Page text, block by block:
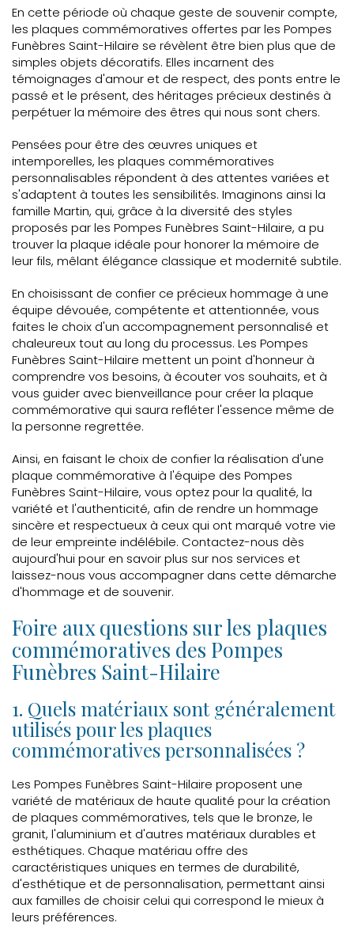
En cette période où chaque geste de souvenir compte,
les plaques commémoratives offertes par les Pompes
Funèbres Saint-Hilaire se révèlent être bien plus que de
simples objets décoratifs. Elles incarnent des
témoignages d'amour et de respect, des ponts entre le
passé et le présent, des héritages précieux destinés à
perpétuer la mémoire des êtres qui nous sont chers.
Pensées pour être des œuvres uniques et
intemporelles, les plaques commémoratives
personnalisables répondent à des attentes variées et
s'adaptent à toutes les sensibilités. Imaginons ainsi la
famille Martin, qui, grâce à la diversité des styles
proposés par les Pompes Funèbres Saint-Hilaire, a pu
trouver la plaque idéale pour honorer la mémoire de
leur fils, mêlant élégance classique et modernité subtile.
En choisissant de confier ce précieux hommage à une
équipe dévouée, compétente et attentionnée, vous
faites le choix d'un accompagnement personnalisé et
chaleureux tout au long du processus. Les Pompes
Funèbres Saint-Hilaire mettent un point d'honneur à
comprendre vos besoins, à écouter vos souhaits, et à
vous guider avec bienveillance pour créer la plaque
commémorative qui saura refléter l'essence même de
la personne regrettée.
Ainsi, en faisant le choix de confier la réalisation d'une
plaque commémorative à l'équipe des Pompes
Funèbres Saint-Hilaire, vous optez pour la qualité, la
variété et l'authenticité, afin de rendre un hommage
sincère et respectueux à ceux qui ont marqué votre vie
de leur empreinte indélébile. Contactez-nous dès
aujourd'hui pour en savoir plus sur nos services et
laissez-nous vous accompagner dans cette démarche
d'hommage et de souvenir.
Foire aux questions sur les plaques
commémoratives des Pompes
Funèbres Saint-Hilaire
1. Quels matériaux sont généralement
utilisés pour les plaques
commémoratives personnalisées ?
Les Pompes Funèbres Saint-Hilaire proposent une
variété de matériaux de haute qualité pour la création
de plaques commémoratives, tels que le bronze, le
granit, l'aluminium et d'autres matériaux durables et
esthétiques. Chaque matériau offre des
caractéristiques uniques en termes de durabilité,
d'esthétique et de personnalisation, permettant ainsi
aux familles de choisir celui qui correspond le mieux à
leurs préférences.